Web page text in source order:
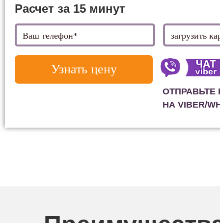
ОТПРАВЬТЕ
НА VIBER/
Расчет за 15 минут
Узнать цену